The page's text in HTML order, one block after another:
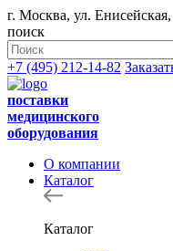
г. Москва, ул.
поиск
+7 (495) 212-14-82
поставки
медицинского
оборудования
О компании
Каталог
Каталог